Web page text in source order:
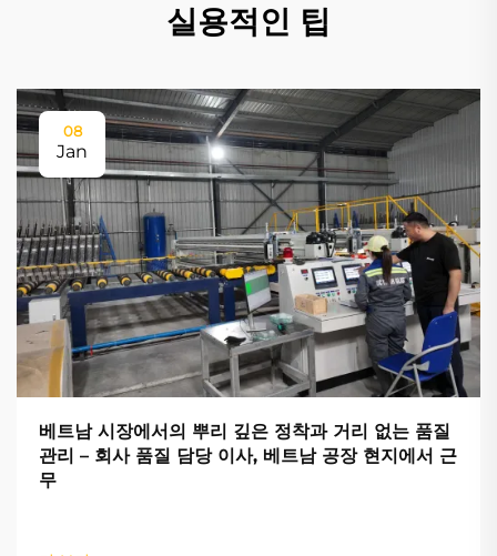
실용적인 팁
08
Jan
베트남 시장에서의 뿌리 깊은 정착과 거리 없는 품질
관리 – 회사 품질 담당 이사, 베트남 공장 현지에서 근
무